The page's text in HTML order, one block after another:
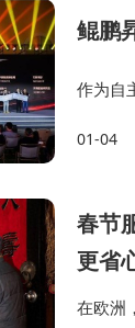
鲲鹏
作为自
名单详
01-04
春节
更省
在欧洲